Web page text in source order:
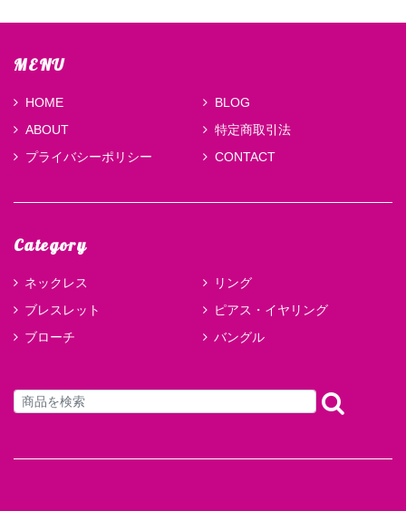
MENU
HOME
BLOG
ABOUT
特定商取引法
プライバシーポリシー
CONTACT
Category
ネックレス
リング
ブレスレット
ピアス・イヤリング
ブローチ
バングル